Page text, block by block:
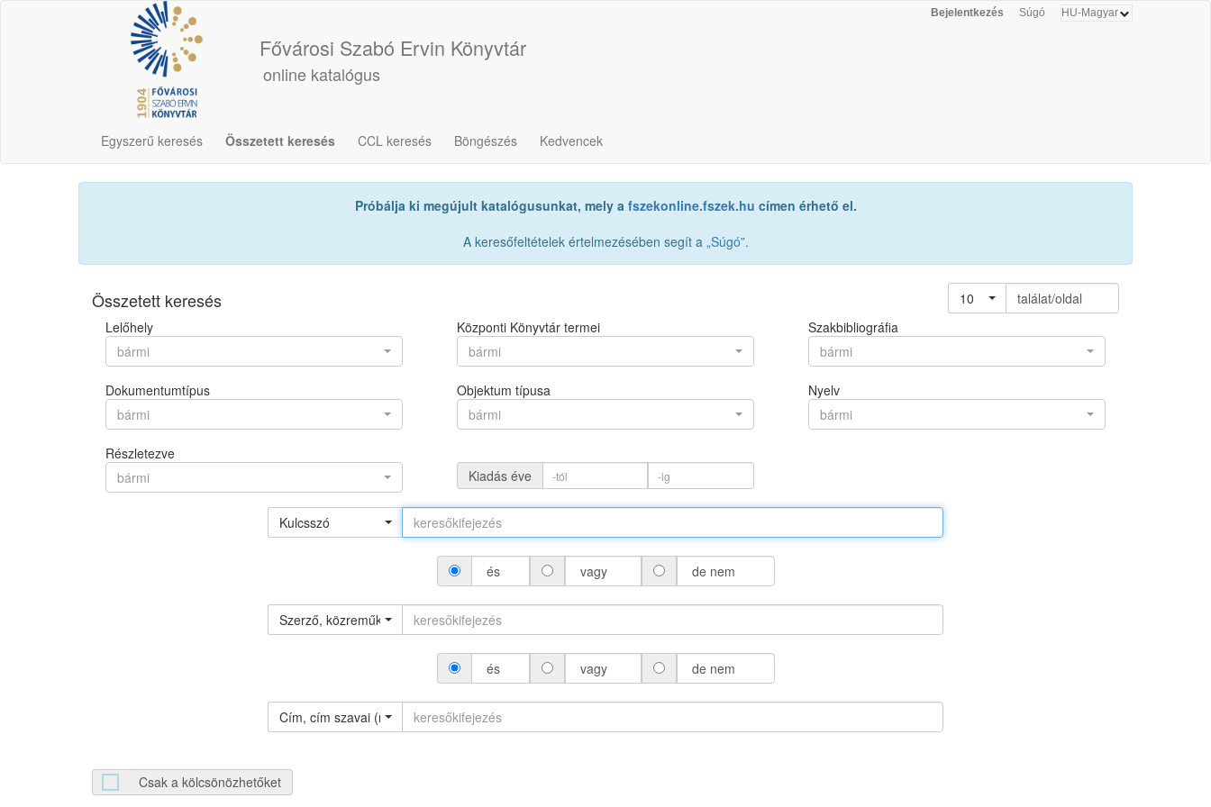
Bejelentkezés Súgó
Fővárosi Szabó Ervin Könyvtár
online katalógus
Egyszerű keresés Összetett keresés CCL keresés Böngészés Kedvencek
Próbálja ki megújult katalógusunkat, mely a fszekonline.fszek.hu címen érhető el.
A keresőfeltételek értelmezésében segít a „Súgó”.
Összetett keresés 10
találat/oldal
Lelőhely
bármi
Központi Könyvtár termei
bármi
Szakbibliográfia
bármi
Dokumentumtípus
bármi
Objektum típusa
bármi
Nyelv
bármi
Részletezve
bármi
Kiadás éve
Kulcsszó
és vagy de nem
Szerző, közreműködő (névváltozattal)
és vagy de nem
Cím, cím szavai (névváltozat nélkül)
Csak a kölcsönözhetőket